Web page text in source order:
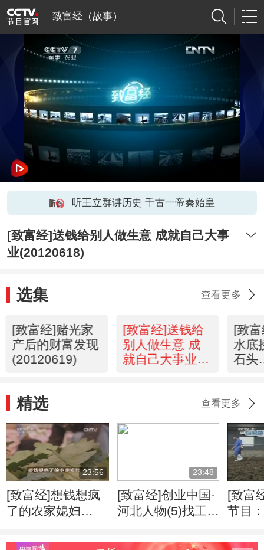
致富经（故事）
听王立群讲历史 千古一帝秦始皇
[致富经]送钱给别人做生意 成就自己大事
业(20120618)
选集 查看更多
[致富经]赌光家
产后的财富发现
(20120619)
[致富经]送钱给
别人做生意 成
就自己大事业
[致
水底
石头
精选 查看更多
23:56
[致富经]想钱想疯
了的农家媳妇
23:48
[致富经]创业中国·
河北人物(5)找工作
身(20131108)
[致富
节目